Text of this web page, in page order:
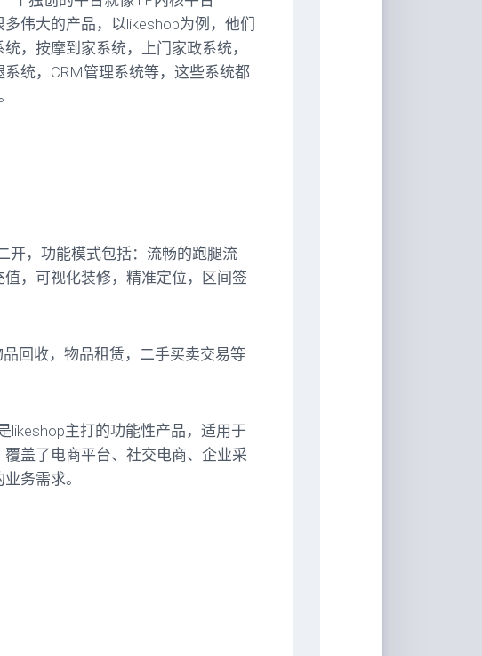
伟大的产品，以likeshop为例，他们
，按摩到家系统，上门家政系统，
统，CRM管理系统等，这些系统都
开，功能模式包括：流畅的跑腿流
，可视化装修，精准定位，区间签
回收，物品租赁，二手买卖交易等
likeshop主打的功能性产品，适用于
盖了电商平台、社交电商、企业采
务需求。